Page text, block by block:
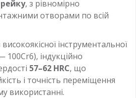
, з рівномірно
отворами по всій
інструментальної
100Cr6), індукційно
57–62 HRC, що
і точність переміщення
використанні.